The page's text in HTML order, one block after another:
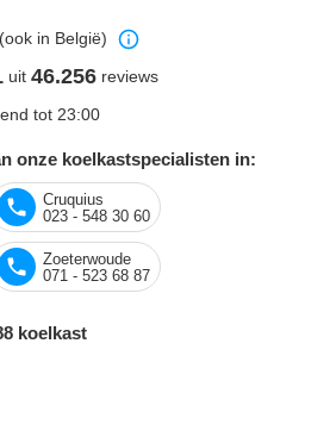
in België)
uit 46.256 reviews
tot 23:00
onze koelkastspecialisten in:
Cruquius
023 - 548 30 60
Zoeterwoude
071 - 523 68 87
koelkast